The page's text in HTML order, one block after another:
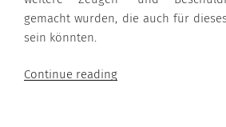
gemacht wurden, die auch für
sein könnten.
Continue reading“22.08.2017”